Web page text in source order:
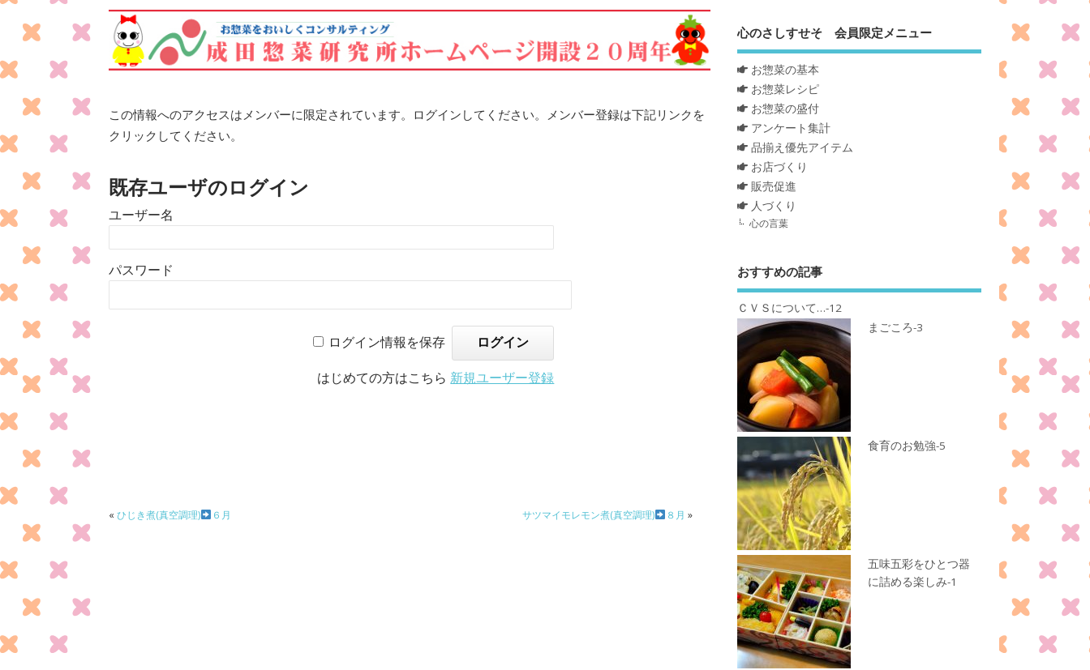
この情報へのアクセスはメンバーに限定されています。ログインしてください。メンバー登録は下記リンクを
クリックしてください。
既存ユーザのログイン
ユーザー名
パスワード
ログイン情報を保存
はじめての方はこちら 新規ユーザー登録
«ひじき煮(真空調理) ６月 サツマイモレモン煮(真空調理) ８月 »
心のさしすせそ 会員限定メニュー
お惣菜の基本
お惣菜レシピ
お惣菜の盛付
アンケート集計
品揃え優先アイテム
お店づくり
販売促進
人づくり
心の言葉
おすすめの記事
ＣＶＳについて…-12
まごころ-3
食育のお勉強-5
五味五彩をひとつ器
に詰める楽しみ-1